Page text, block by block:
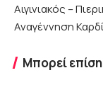
Αιγινιακός –
Αναγέννηση
Μπορεί